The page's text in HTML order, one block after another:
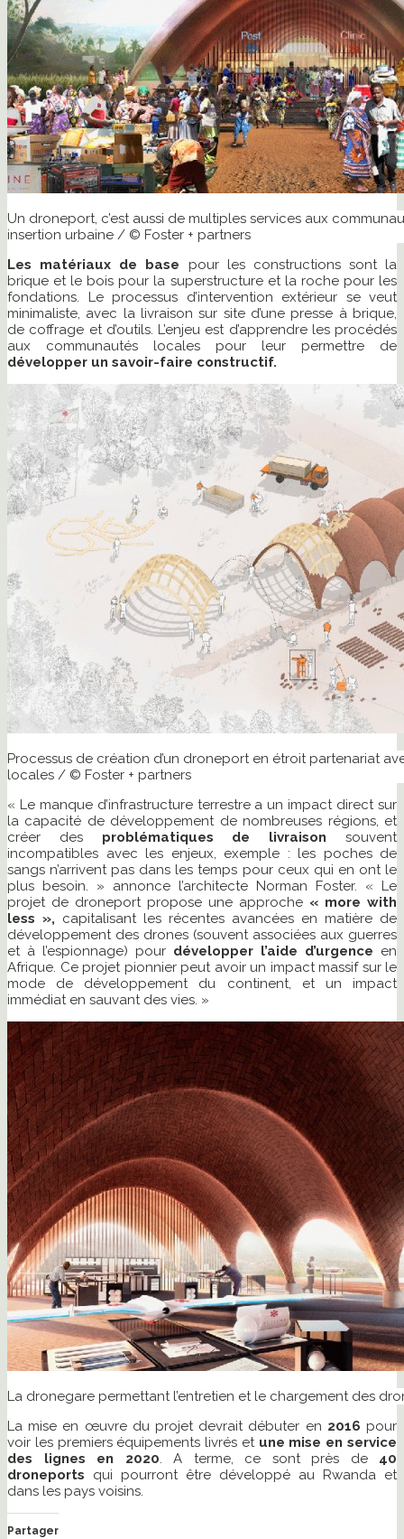
Un droneport, c’est aussi de multiples services aux
insertion urbaine / © Foster + partners
Les matériaux de base pour les constructions sont la
brique et le bois pour la superstructure et la roche pour les
fondations. Le processus d’intervention extérieur se veut
minimaliste, avec la livraison sur site d’une presse à brique,
de coffrage et d’outils. L’enjeu est d’apprendre les procédés
aux communautés locales pour leur permettre de
développer un savoir-faire constructif.
Processus de création d’un droneport en étroit partenariat
locales / © Foster + partners
« Le manque d’infrastructure terrestre a un impact direct sur
la capacité de développement de nombreuses régions, et
créer des problématiques de livraison souvent
incompatibles avec les enjeux, exemple : les poches de
sangs n’arrivent pas dans les temps pour ceux qui en ont le
plus besoin. » annonce l’architecte Norman Foster. « Le
projet de droneport propose une approche « more with
less », capitalisant les récentes avancées en matière de
développement des drones (souvent associées aux guerres
et à l’espionnage) pour développer l’aide d’urgence en
Afrique. Ce projet pionnier peut avoir un impact massif sur le
mode de développement du continent, et un impact
immédiat en sauvant des vies. »
La dronegare permettant l’entretien et le chargement des
La mise en œuvre du projet devrait débuter en 2016 pour
voir les premiers équipements livrés et une mise en service
des lignes en 2020. A terme, ce sont près de 40
droneports qui pourront être développé au Rwanda et
dans les pays voisins.
Partager